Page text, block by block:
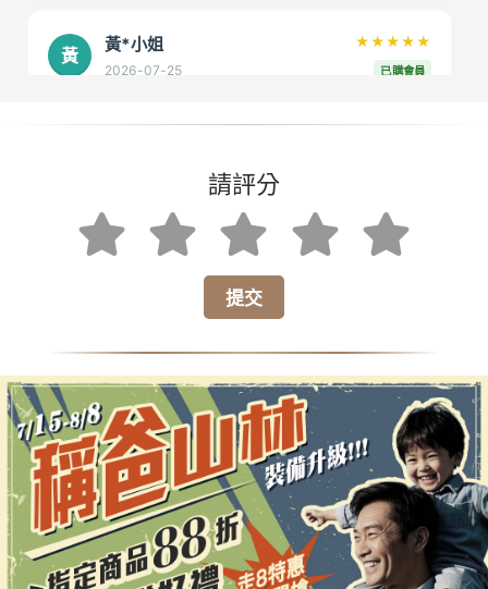
黃
黃*小姐
2026-07-25
★★★★★
已購會員
2026-07-26 已購會員
解決了我帳篷用後的困擾，太好用了！
小
阻隔碎石很有效，值得入手！
張
張*先生
2026-07-31
★★★★★
已購會員
設計簡單但功能強大，真心好用！
請評分
提交